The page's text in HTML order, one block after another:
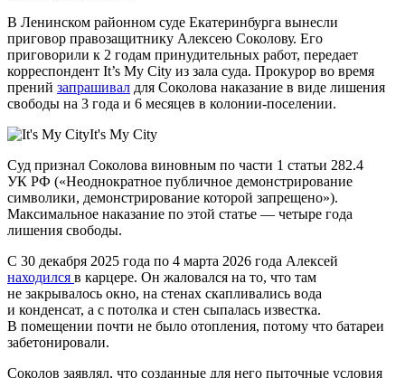
В Ленинском районном суде Екатеринбурга вынесли
приговор правозащитнику Алексею Соколову. Его
приговорили к 2 годам принудительных работ, передает
корреспондент It’s My City из зала суда. Прокурор во время
прений запрашивал для Соколова наказание в виде лишения
свободы на 3 года и 6 месяцев в колонии-поселении.
It's My City
Суд признал Соколова виновным по части 1 статьи 282.4
УК РФ («Неоднократное публичное демонстрирование
символики, демонстрирование которой запрещено»).
Максимальное наказание по этой статье — четыре года
лишения свободы.
С 30 декабря 2025 года по 4 марта 2026 года Алексей
находился в карцере. Он жаловался на то, что там
не закрывалось окно, на стенах скапливались вода
и конденсат, а с потолка и стен сыпалась известка.
В помещении почти не было отопления, потому что батареи
забетонировали.
Соколов заявлял, что созданные для него пыточные условия